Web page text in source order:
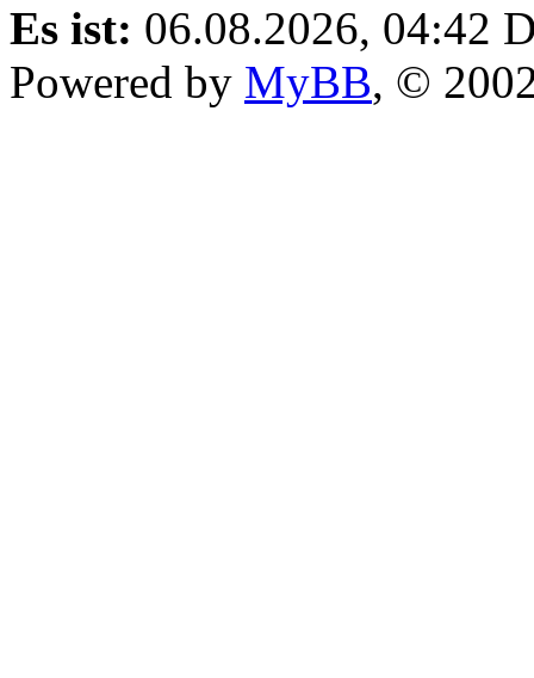
Es ist: 06.08.2026, 04:42
Powered by MyBB, ©